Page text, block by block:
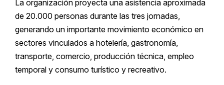
La organización proyecta una asistencia aproximada
de 20.000 personas durante las tres jornadas,
generando un importante movimiento económico en
sectores vinculados a hotelería, gastronomía,
transporte, comercio, producción técnica, empleo
temporal y consumo turístico y recreativo.